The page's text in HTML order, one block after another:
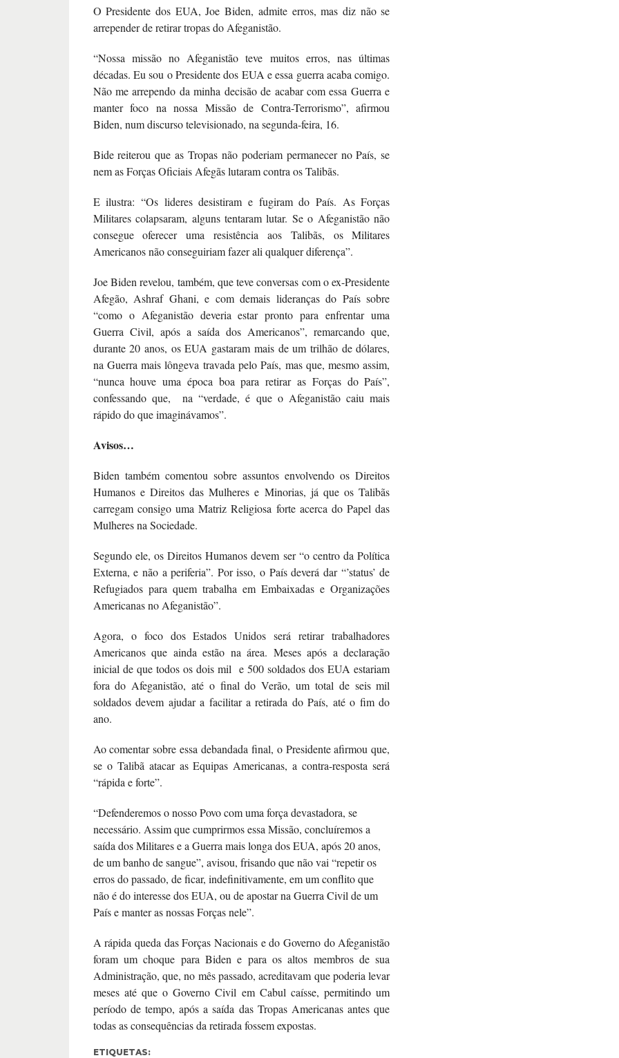
O Presidente dos EUA, Joe Biden, admite erros, mas diz não se
arrepender de retirar tropas do Afeganistão.
“Nossa missão no Afeganistão teve muitos erros, nas últimas
décadas. Eu sou o Presidente dos EUA e essa guerra acaba comigo.
Não me arrependo da minha decisão de acabar com essa Guerra e
manter foco na nossa Missão de Contra-Terrorismo”, afirmou
Biden, num discurso televisionado, na segunda-feira, 16.
Bide reiterou que as Tropas não poderiam permanecer no País, se
nem as Forças Oficiais Afegãs lutaram contra os Talibãs.
E ilustra: “Os lideres desistiram e fugiram do País. As Forças
Militares colapsaram, alguns tentaram lutar. Se o Afeganistão não
consegue oferecer uma resistência aos Talibãs, os Militares
Americanos não conseguiriam fazer ali qualquer diferença”.
Joe Biden revelou, também, que teve conversas com o ex-Presidente
Afegão, Ashraf Ghani, e com demais lideranças do País sobre
“como o Afeganistão deveria estar pronto para enfrentar uma
Guerra Civil, após a saída dos Americanos”, remarcando que,
durante 20 anos, os EUA gastaram mais de um trilhão de dólares,
na Guerra mais lôngeva travada pelo País, mas que, mesmo assim,
“nunca houve uma época boa para retirar as Forças do País”,
confessando que, na “verdade, é que o Afeganistão caiu mais
rápido do que imaginávamos”.
Avisos…
Biden também comentou sobre assuntos envolvendo os Direitos
Humanos e Direitos das Mulheres e Minorias, já que os Talibãs
carregam consigo uma Matriz Religiosa forte acerca do Papel das
Mulheres na Sociedade.
Segundo ele, os Direitos Humanos devem ser “o centro da Política
Externa, e não a periferia”. Por isso, o País deverá dar “’status’ de
Refugiados para quem trabalha em Embaixadas e Organizações
Americanas no Afeganistão”.
Agora, o foco dos Estados Unidos será retirar trabalhadores
Americanos que ainda estão na área. Meses após a declaração
inicial de que todos os dois mil e 500 soldados dos EUA estariam
fora do Afeganistão, até o final do Verão, um total de seis mil
soldados devem ajudar a facilitar a retirada do País, até o fim do
ano.
Ao comentar sobre essa debandada final, o Presidente afirmou que,
se o Talibã atacar as Equipas Americanas, a contra-resposta será
“rápida e forte”.
“Defenderemos o nosso Povo com uma força devastadora, se
necessário. Assim que cumprirmos essa Missão, concluíremos a
saída dos Militares e a Guerra mais longa dos EUA, após 20 anos,
de um banho de sangue”, avisou, frisando que não vai “repetir os
erros do passado, de ficar, indefinitivamente, em um conflito que
não é do interesse dos EUA, ou de apostar na Guerra Civil de um
País e manter as nossas Forças nele”.
A rápida queda das Forças Nacionais e do Governo do Afeganistão
foram um choque para Biden e para os altos membros de sua
Administração, que, no mês passado, acreditavam que poderia levar
meses até que o Governo Civil em Cabul caísse, permitindo um
período de tempo, após a saída das Tropas Americanas antes que
todas as consequências da retirada fossem expostas.
ETIQUETAS: